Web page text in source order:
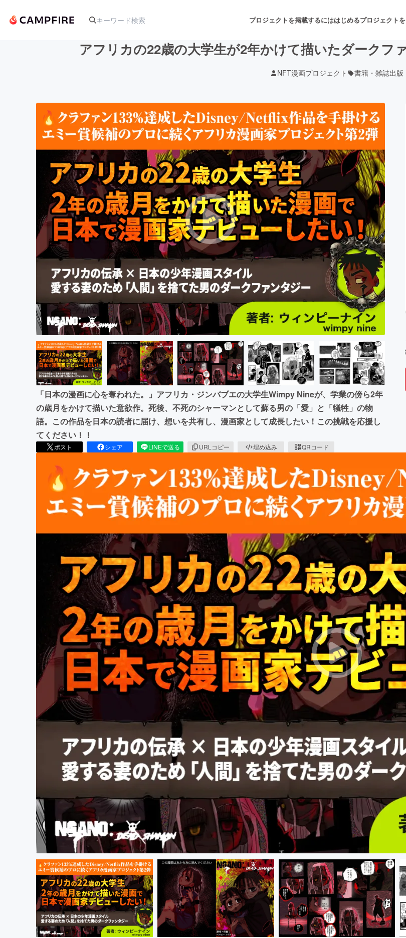
プロジェクトを掲載するにははじめるプロジェクト
アート・写真 音楽 舞台・パ
テクノロジー・ガジェット ゲーム・サービス開発 フード・飲
映像・映画 書籍・雑誌出版 アニメ・漫画
ビジネス・起業 チャレンジ ビューテ
まちづくり・地域活性化
CAMPFIRE for Social GoodCAMPFIRE
CAMPFIREふるさと納税 machi-ya コミュニティ
アフリカの22歳の大学生が2年かけて描いたダークフ
NFT漫画プロジェクト 書籍・雑誌出版
「日本の漫画に心を奪われた。」アフリカ・ジンバブエの大学生Wimpy Nineが、学業の傍ら2年
の歳月をかけて描いた意欲作。死後、不死のシャーマンとして蘇る男の「愛」と「犠牲」の物
語。この作品を日本の読者に届け、想いを共有し、漫画家として成長したい！この挑戦を応援し
てください！！
ポスト シェア LINEで送る URLコピー 埋め込み QRコード